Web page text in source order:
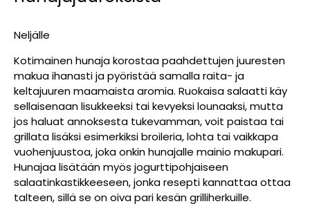
Neljälle
Kotimainen hunaja korostaa paahdettujen juuresten
makua ihanasti ja pyöristää samalla raita- ja
keltajuuren maamaista aromia. Ruokaisa salaatti käy
sellaisenaan lisukkeeksi tai kevyeksi lounaaksi, mutta
jos haluat annoksesta tukevamman, voit paistaa tai
grillata lisäksi esimerkiksi broileria, lohta tai vaikkapa
vuohenjuustoa, joka onkin hunajalle mainio makupari.
Hunajaa lisätään myös jogurttipohjaiseen
salaatinkastikkeeseen, jonka resepti kannattaa ottaa
talteen, sillä se on oiva pari kesän grilliherkuille.